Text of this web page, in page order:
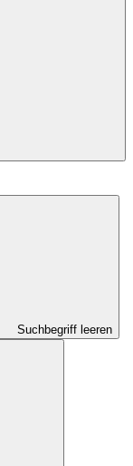
Suchbegriff leeren